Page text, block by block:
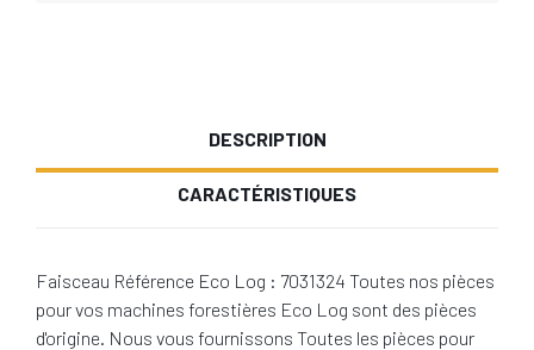
DESCRIPTION
CARACTÉRISTIQUES
Faisceau Référence Eco Log : 7031324 Toutes nos pièces
pour vos machines forestières Eco Log sont des pièces
d'origine. Nous vous fournissons Toutes les pièces pour